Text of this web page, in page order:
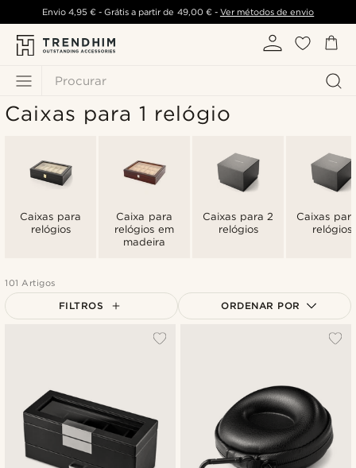
Procurar
Envio 4,95 €- Grátis a partir de 49,00 €- Ver métodos de envio
Caixas para 1 relógio
Caixas para
relógios
Caixa para
relógios em
madeira
Caixas para 2
relógios
Caixas
relógios
101 Artigos
FILTROS ORDENAR POR
Preço mais alto